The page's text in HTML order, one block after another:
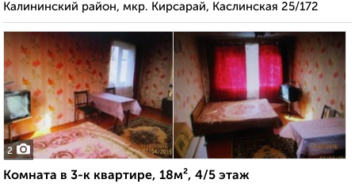
Калининский район, мкр. Кирсарай, Каслинская 25/172
2
Комната в 3-к квартире, 18м², 4/5 этаж